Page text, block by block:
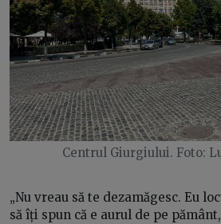
Centrul Giurgiului. Foto:
„Nu vreau să te dezamăgesc. Eu
să îți spun că e aurul de pe